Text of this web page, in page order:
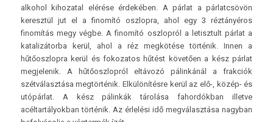
alkohol kihozatal elérése érdekében. A párlat a párlatcsövön
keresztül jut el a finomító oszlopra, ahol egy 3 réztányéros
finomítás megy végbe. A finomító oszlopról a letisztult párlat a
katalizátorba kerül, ahol a réz megkötése történik. Innen a
hűtőoszlopra kerül és fokozatos hűtést követően a kész párlat
megjelenik. A hűtőoszlopról eltávozó pálinkánál a frakciók
szétválasztása megtörténik. Elkülönítésre kerül az elő-, közép- és
utópárlat. A kész pálinkák tárolása fahordókban illetve
acéltartályokban történik. Az érlelési idő megválasztása nagyban